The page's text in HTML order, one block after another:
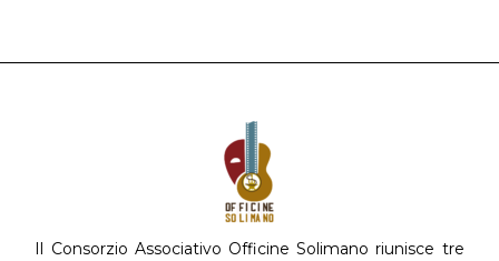
Il Consorzio Associativo Officine Solimano riunisce tre